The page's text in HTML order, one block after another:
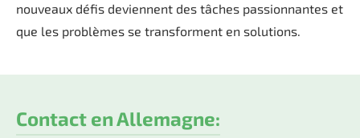
nouveaux défis deviennent des tâches passionnantes et
que les problèmes se transforment en solutions.
Contact en Allemagne: